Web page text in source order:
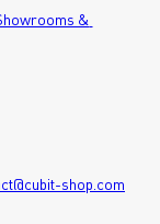
&
shop.com